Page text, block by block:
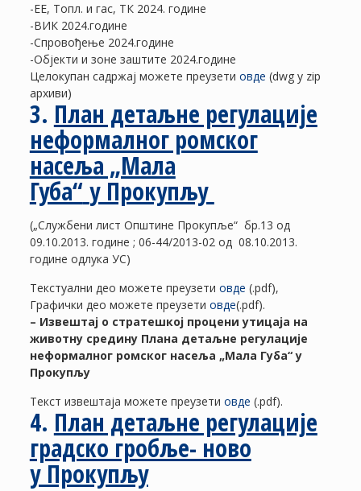
-ЕЕ, Топл. и гас, ТК 2024. године
-ВИК 2024.године
-Спровођење 2024.године
-Објекти и зоне заштите 2024.године
Целокупан садржај можете преузети овде (dwg у zip
архиви)
3. План детаљне регулације
неформалног ромског
насеља „Мала
Губа“у Прокупљу
(„Службени лист Општине Прокупље“ бр.13 од
09.10.2013. године ; 06-44/2013-02 од 08.10.2013.
године одлука УС)
Текстуални део можете преузети овде (.pdf),
Графички део можете преузети овде(.pdf).
– Извештај о стратешкој процени утицаја на
животну средину Плана детаљне регулације
неформалног ромског насеља „Мала Губа“ у
Прокупљу
Текст извештаја можете преузети овде (.pdf).
4. План детаљне регулације
градско гробље- ново
у Прокупљу